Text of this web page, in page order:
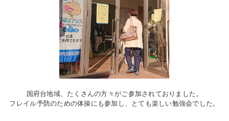
国府台地域、たくさんの方々がご参加されておりました。
フレイル予防のための体操にも参加し、とても楽しい勉強会でした。